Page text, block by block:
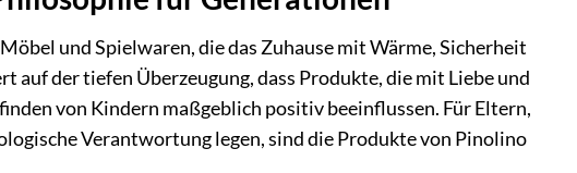
und Spielwaren, die das Zuhause mit Wärme, Sicherheit
auf der tiefen Überzeugung, dass Produkte, die mit Liebe und
von Kindern maßgeblich positiv beeinflussen. Für Eltern,
Verantwortung legen, sind die Produkte von Pinolino